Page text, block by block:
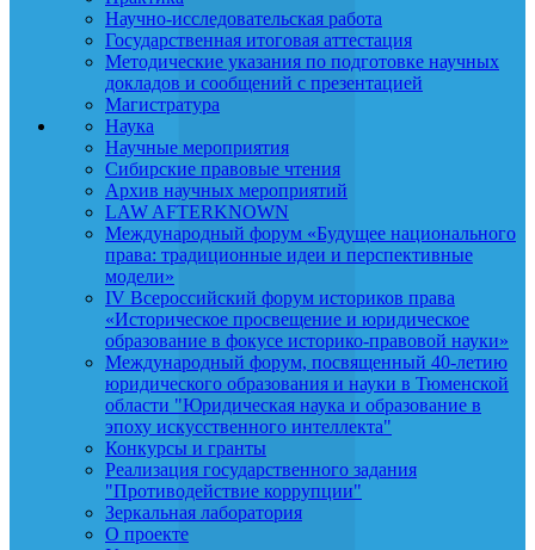
Научно-исследовательская работа
Государственная итоговая аттестация
Методические указания по подготовке научных
докладов и сообщений с презентацией
Магистратура
Наука
Научные мероприятия
Сибирские правовые чтения
Архив научных мероприятий
LAW AFTERKNOWN
Международный форум «Будущее национального
права: традиционные идеи и перспективные
модели»
IV Всероссийский форум историков права
«Историческое просвещение и юридическое
образование в фокусе историко-правовой науки»
Международный форум, посвященный 40-летию
юридического образования и науки в Тюменской
области "Юридическая наука и образование в
эпоху искусственного интеллекта"
Конкурсы и гранты
Реализация государственного задания
"Противодействие коррупции"
Зеркальная лаборатория
О проекте